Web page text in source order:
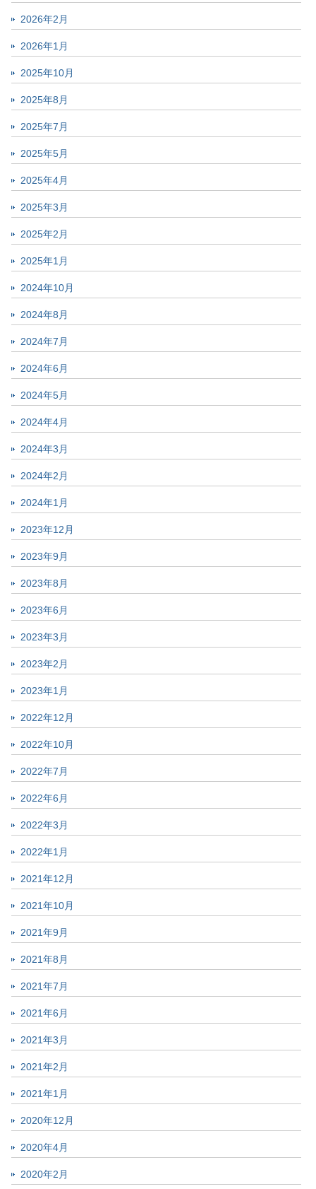
2026年2月
2026年1月
2025年10月
2025年8月
2025年7月
2025年5月
2025年4月
2025年3月
2025年2月
2025年1月
2024年10月
2024年8月
2024年7月
2024年6月
2024年5月
2024年4月
2024年3月
2024年2月
2024年1月
2023年12月
2023年9月
2023年8月
2023年6月
2023年3月
2023年2月
2023年1月
2022年12月
2022年10月
2022年7月
2022年6月
2022年3月
2022年1月
2021年12月
2021年10月
2021年9月
2021年8月
2021年7月
2021年6月
2021年3月
2021年2月
2021年1月
2020年12月
2020年4月
2020年2月